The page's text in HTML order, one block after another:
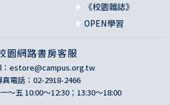
《校園雜誌》
OPEN學習
園網路書房客服
estore@campus.org.tw
真電話：02-2918-2466
～五 10:00～12:30；13:30～18:00